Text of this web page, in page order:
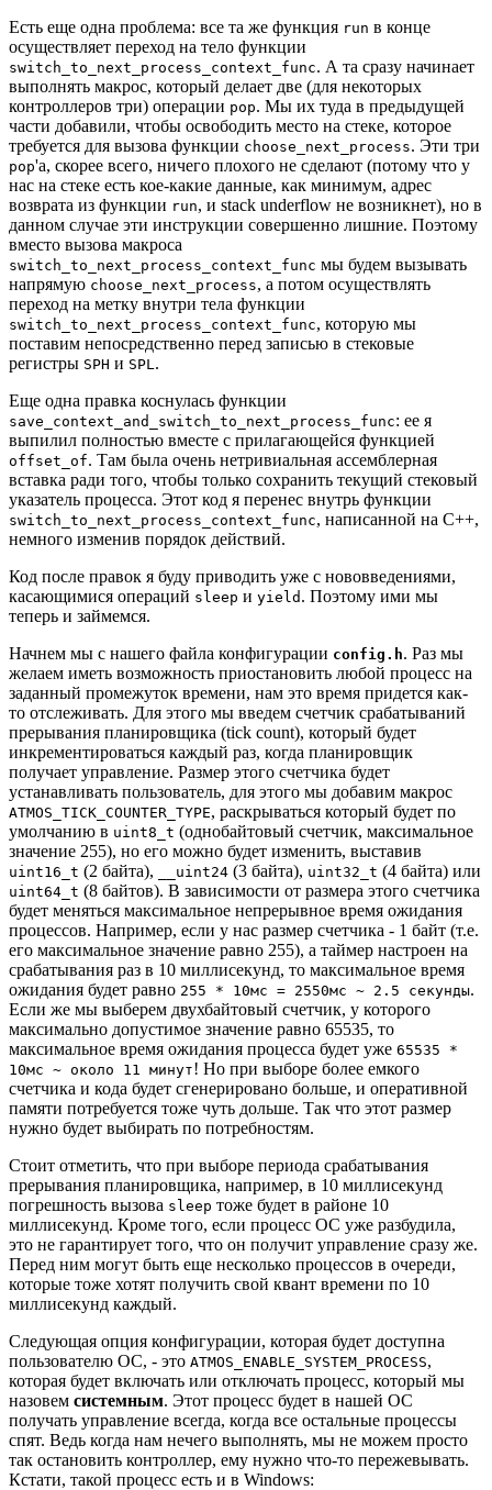
Есть еще одна проблема: все та же функция run в конце
осуществляет переход на тело функции
switch_to_next_process_context_func. А та сразу начинает
выполнять макрос, который делает две (для некоторых
контроллеров три) операции pop. Мы их туда в предыдущей
части добавили, чтобы освободить место на стеке, которое
требуется для вызова функции choose_next_process. Эти три
pop'а, скорее всего, ничего плохого не сделают (потому что у
нас на стеке есть кое-какие данные, как минимум, адрес
возврата из функции run, и stack underflow не возникнет), но в
данном случае эти инструкции совершенно лишние. Поэтому
вместо вызова макроса
switch_to_next_process_context_func мы будем вызывать
напрямую choose_next_process, а потом осуществлять
переход на метку внутри тела функции
switch_to_next_process_context_func, которую мы
поставим непосредственно перед записью в стековые
регистры SPH и SPL .
Еще одна правка коснулась функции
save_context_and_switch_to_next_process_func: ее я
выпилил полностью вместе с прилагающейся функцией
offset_of. Там была очень нетривиальная ассемблерная
вставка ради того, чтобы только сохранить текущий стековый
указатель процесса. Этот код я перенес внутрь функции
switch_to_next_process_context_func, написанной на C++,
немного изменив порядок действий.
Код после правок я буду приводить уже с нововведениями,
касающимися операций sleep и yield . Поэтому ими мы
теперь и займемся.
Начнем мы с нашего файла конфигурации config.h. Раз мы
желаем иметь возможность приостановить любой процесс на
заданный промежуток времени, нам это время придется как-
то отслеживать. Для этого мы введем счетчик срабатываний
прерывания планировщика (tick count), который будет
инкрементироваться каждый раз, когда планировщик
получает управление. Размер этого счетчика будет
устанавливать пользователь, для этого мы добавим макрос
ATMOS_TICK_COUNTER_TYPE, раскрываться который будет по
умолчанию в uint8_t (однобайтовый счетчик, максимальное
значение 255), но его можно будет изменить, выставив
uint16_t (2 байта), __uint24 (3 байта), uint32_t (4 байта) или
uint64_t (8 байтов). В зависимости от размера этого счетчика
будет меняться максимальное непрерывное время ожидания
процессов. Например, если у нас размер счетчика - 1 байт (т.е.
его максимальное значение равно 255), а таймер настроен на
срабатывания раз в 10 миллисекунд, то максимальное время
ожидания будет равно 255 * 10мс = 2550мс ~ 2.5 секунды.
Если же мы выберем двухбайтовый счетчик, у которого
максимально допустимое значение равно 65535, то
максимальное время ожидания процесса будет уже 65535 *
10мс ~ около 11 минут! Но при выборе более емкого
счетчика и кода будет сгенерировано больше, и оперативной
памяти потребуется тоже чуть дольше. Так что этот размер
нужно будет выбирать по потребностям.
Стоит отметить, что при выборе периода срабатывания
прерывания планировщика, например, в 10 миллисекунд
погрешность вызова sleep тоже будет в районе 10
миллисекунд. Кроме того, если процесс ОС уже разбудила,
это не гарантирует того, что он получит управление сразу же.
Перед ним могут быть еще несколько процессов в очереди,
которые тоже хотят получить свой квант времени по 10
миллисекунд каждый.
Следующая опция конфигурации, которая будет доступна
пользователю ОС, - это ATMOS_ENABLE_SYSTEM_PROCESS,
которая будет включать или отключать процесс, который мы
назовем системным. Этот процесс будет в нашей ОС
получать управление всегда, когда все остальные процессы
спят. Ведь когда нам нечего выполнять, мы не можем просто
так остановить контроллер, ему нужно что-то пережевывать.
Кстати, такой процесс есть и в Windows: